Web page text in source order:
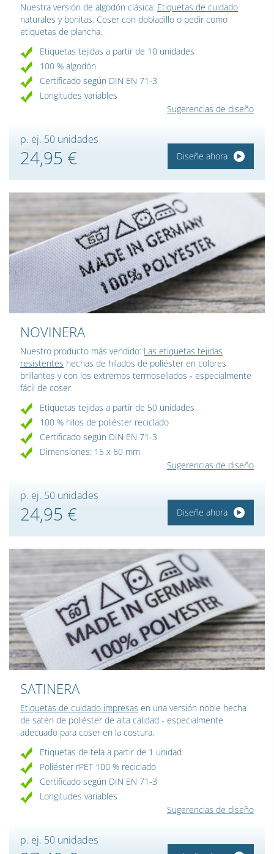
Nuestra versión de algodón clásica: Etiquetas de cuidado
naturales y bonitas. Coser con dobladillo o pedir como
etiquetas de plancha.
Etiquetas tejidas a partir de 10 unidades
100 % algodón
Certificado según DIN EN 71-3
Longitudes variables
Sugerencias de diseño
p. ej. 50 unidades
24,95 € Diseñe ahora
NOVINERA
Nuestro producto más vendido: Las etiquetas tejidas
resistentes hechas de hilados de poliéster en colores
brillantes y con los extremos termosellados - especialmente
fácil de coser.
Etiquetas tejidas a partir de 50 unidades
100 % hilos de poliéster reciclado
Certificado según DIN EN 71-3
Dimensiones: 15 x 60 mm
Sugerencias de diseño
p. ej. 50 unidades
24,95 € Diseñe ahora
SATINERA
Etiquetas de cuidado impresas en una versión noble hecha
de satén de poliéster de alta calidad - especialmente
adecuado para coser en la costura.
Etiquetas de tela a partir de 1 unidad
Poliéster rPET 100 % reciclado
Certificado según DIN EN 71-3
Longitudes variables
Sugerencias de diseño
p. ej. 50 unidades